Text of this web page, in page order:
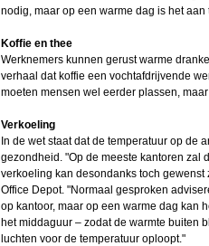
nodig, maar op een warme dag is het
Koffie en thee
Werknemers kunnen gerust warme
verhaal dat koffie een vochtafdrijvende
moeten mensen wel eerder plassen,
Verkoeling
In de wet staat dat de temperatuur op de
gezondheid. "Op de meeste kantoren zal
verkoeling kan desondanks toch gewenst
Office Depot. "Normaal gesproken
op kantoor, maar op een warme dag kan
het middaguur – zodat de warmte buiten
luchten voor de temperatuur oploopt."